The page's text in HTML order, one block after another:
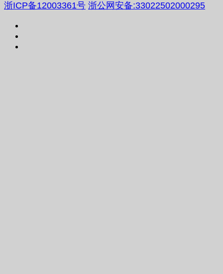
浙ICP备12003361号 浙公网安备:33022502000295